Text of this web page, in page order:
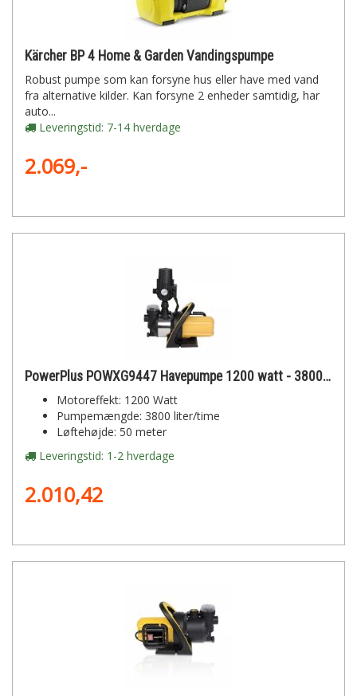
Kärcher BP 4 Home & Garden Vandingspumpe
Robust pumpe som kan forsyne hus eller have med vand
fra alternative kilder. Kan forsyne 2 enheder samtidig, har
auto...
Leveringstid: 7-14 hverdage
2.069,-
PowerPlus POWXG9447 Havepumpe 1200 watt - 3800 l/t - 50 mtr.
Motoreffekt: 1200 Watt
Pumpemængde: 3800 liter/time
Løftehøjde: 50 meter
Leveringstid: 1-2 hverdage
2.010,42